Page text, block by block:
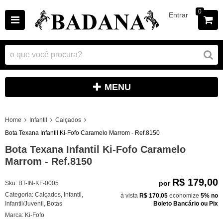
Entrar 0
MENU
Home Infantil
Calçados
Bota Texana Infantil Ki-Fofo Caramelo Marrom - Ref.8150
Bota Texana Infantil Ki-Fofo Caramelo
Marrom - Ref.8150
Sku: BT-IN-KF-0005
Categoria: Calçados Infantil
Infantil/Juvenil Botas
Marca: Ki-Fofo
por R$ 179,00
à vista R$ 170,05 economize 5% no
Boleto Bancário ou Pix